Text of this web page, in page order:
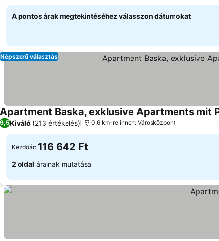
A pontos árak megtekintéséhez válasszon dátumokat
Népszerű választás
Apartment Baska, exklusive Apartments mit
9,5Kiváló (213 értékelés) 0.6 km-re innen: Városközpont
Kezdőár: 116 642 Ft
2 oldal árainak mutatása